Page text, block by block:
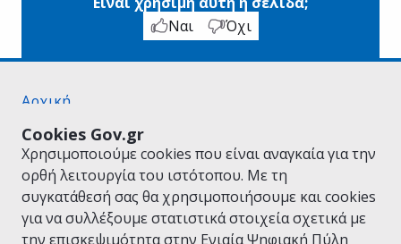
Cookies Gov.gr
Χρησιμοποιούμε cookies που είναι αναγκαία για την
ορθή λειτουργία του ιστότοπου. Με τη
συγκατάθεσή σας θα χρησιμοποιήσουμε και cookies
για να συλλέξουμε στατιστικά στοιχεία σχετικά με
την επισκεψιμότητα στην Ενιαία Ψηφιακή Πύλη
Ναι
Όχι
Αρχική
Όροι Χρήσης
Πολιτική Απορρήτου
Δήλωση προσβασιμότητας
Πολιτική cookies
Προτάσεις για το gov.gr